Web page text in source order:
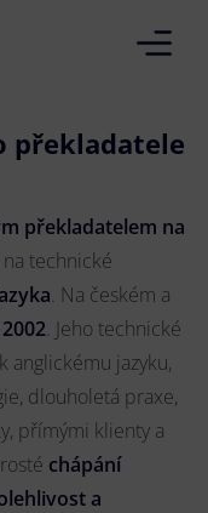
překladatele
překladatelem na
technické
. Na českém a
. Jeho technické
anglickému jazyku,
dlouholetá praxe,
přímými klienty a
chápání
a